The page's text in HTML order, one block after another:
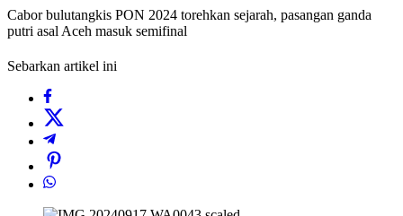
Cabor bulutangkis PON 2024 torehkan sejarah, pasangan ganda
putri asal Aceh masuk semifinal
Sebarkan artikel ini